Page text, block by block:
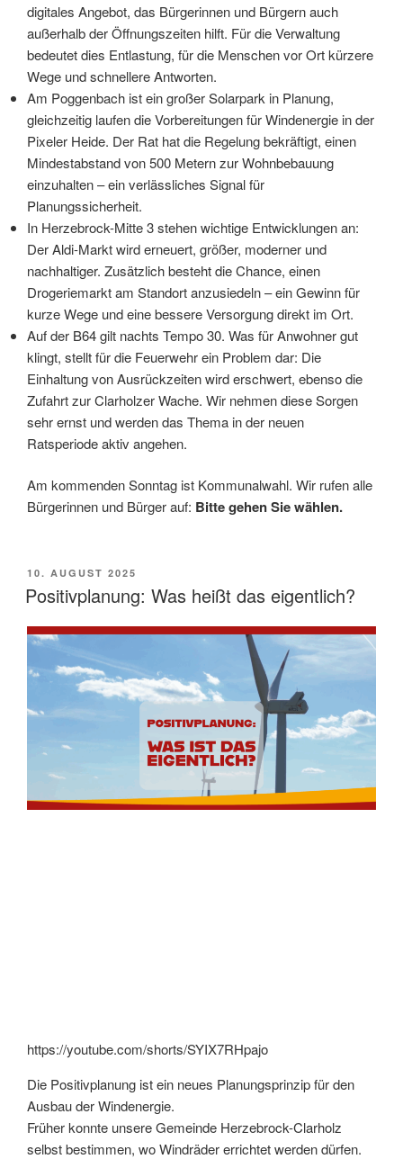
digitales Angebot, das Bürgerinnen und Bürgern auch
außerhalb der Öffnungszeiten hilft. Für die Verwaltung
bedeutet dies Entlastung, für die Menschen vor Ort kürzere
Wege und schnellere Antworten.
Am Poggenbach ist ein großer Solarpark in Planung,
gleichzeitig laufen die Vorbereitungen für Windenergie in der
Pixeler Heide. Der Rat hat die Regelung bekräftigt, einen
Mindestabstand von 500 Metern zur Wohnbebauung
einzuhalten – ein verlässliches Signal für
Planungssicherheit.
In Herzebrock-Mitte 3 stehen wichtige Entwicklungen an:
Der Aldi-Markt wird erneuert, größer, moderner und
nachhaltiger. Zusätzlich besteht die Chance, einen
Drogeriemarkt am Standort anzusiedeln – ein Gewinn für
kurze Wege und eine bessere Versorgung direkt im Ort.
Auf der B64 gilt nachts Tempo 30. Was für Anwohner gut
klingt, stellt für die Feuerwehr ein Problem dar: Die
Einhaltung von Ausrückzeiten wird erschwert, ebenso die
Zufahrt zur Clarholzer Wache. Wir nehmen diese Sorgen
sehr ernst und werden das Thema in der neuen
Ratsperiode aktiv angehen.
Am kommenden Sonntag ist Kommunalwahl. Wir rufen alle
Bürgerinnen und Bürger auf: Bitte gehen Sie wählen.
VERÖFFENTLICHT
AM
10. AUGUST 2025
Positivplanung: Was heißt das eigentlich?
https://youtube.com/shorts/SYIX7RHpajo
Die Positivplanung ist ein neues Planungsprinzip für den
Ausbau der Windenergie.
Früher konnte unsere Gemeinde Herzebrock-Clarholz
selbst bestimmen, wo Windräder errichtet werden dürfen.